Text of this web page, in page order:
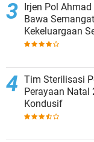
Irjen Pol
Bawa
Kekeluargaan
Tim Sterilisasi
Perayaan Natal
Kondusif